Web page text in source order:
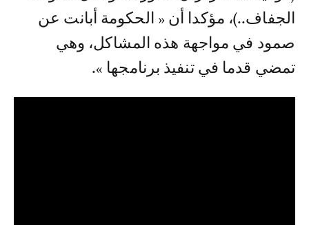
الجفاف..)، مؤكدا أن « الحكومة أبانت عن
صمود في مواجهة هذه المشاكل، وهي
تمضي قدما في تنفيذ برنامجها ».